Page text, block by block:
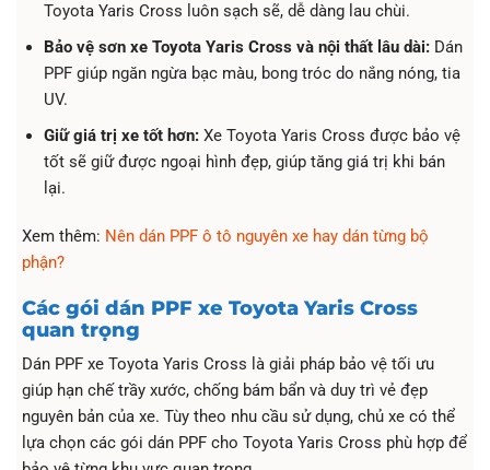
Toyota Yaris Cross luôn sạch sẽ, dễ dàng lau chùi.
Bảo vệ sơn xe Toyota Yaris Cross và nội thất lâu dài:Dán
PPF giúp ngăn ngừa bạc màu, bong tróc do nắng nóng, tia
UV.
Giữ giá trị xe tốt hơn:Xe Toyota Yaris Cross được bảo vệ
tốt sẽ giữ được ngoại hình đẹp, giúp tăng giá trị khi bán
lại.
Xem thêm: Nên dán PPF ô tô nguyên xe hay dán từng bộ
phận?
Các gói dán PPF xe Toyota Yaris Cross
quan trọng
Dán PPF xe Toyota Yaris Cross là giải pháp bảo vệ tối ưu
giúp hạn chế trầy xước, chống bám bẩn và duy trì vẻ đẹp
nguyên bản của xe. Tùy theo nhu cầu sử dụng, chủ xe có thể
lựa chọn các gói dán PPF cho Toyota Yaris Cross phù hợp để